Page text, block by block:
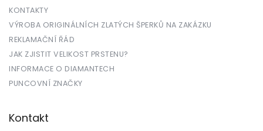
KONTAKTY
VÝROBA ORIGINÁLNÍCH ZLATÝCH ŠPERKŮ NA ZAKÁZKU
REKLAMAČNÍ ŘÁD
JAK ZJISTIT VELIKOST PRSTENU?
INFORMACE O DIAMANTECH
PUNCOVNÍ ZNAČKY
Kontakt